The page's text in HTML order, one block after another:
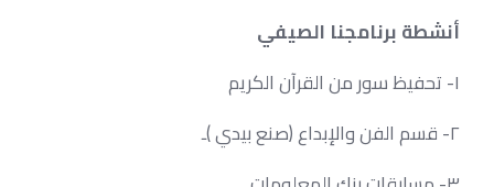
أنشطةبرنامجنا الصيفي
١- تحفيظ سور من القرآن الكريم
٢- قسم الفن والإبداع (صنع بيدي )ـ